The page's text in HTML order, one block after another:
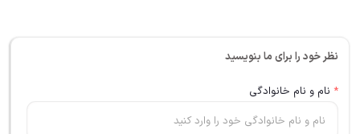
نظر خود را برای ما بنویسید
* نام و نام خانوادگی